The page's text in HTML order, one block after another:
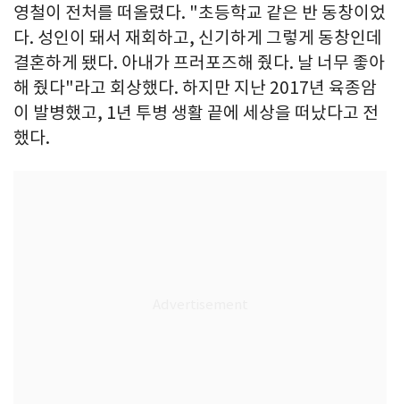
영철이 전처를 떠올렸다. "초등학교 같은 반 동창이었
다. 성인이 돼서 재회하고, 신기하게 그렇게 동창인데
결혼하게 됐다. 아내가 프러포즈해 줬다. 날 너무 좋아
해 줬다"라고 회상했다. 하지만 지난 2017년 육종암
이 발병했고, 1년 투병 생활 끝에 세상을 떠났다고 전
했다.